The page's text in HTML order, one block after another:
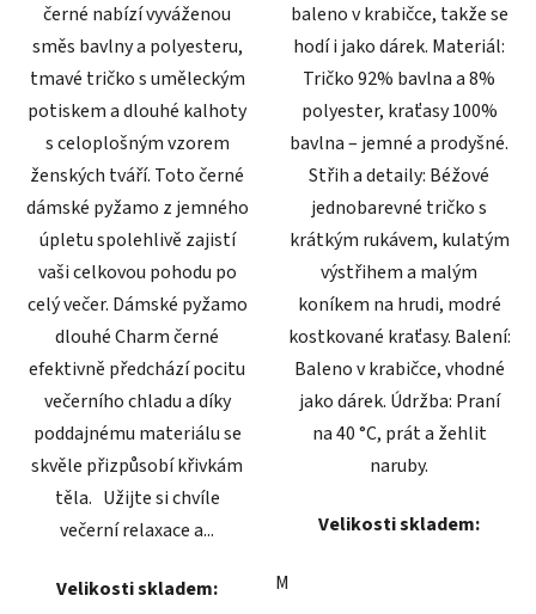
černé nabízí vyváženou
směs bavlny a polyesteru,
tmavé tričko s uměleckým
potiskem a dlouhé kalhoty
s celoplošným vzorem
ženských tváří. Toto černé
dámské pyžamo z jemného
úpletu spolehlivě zajistí
vaši celkovou pohodu po
celý večer. Dámské pyžamo
dlouhé Charm černé
efektivně předchází pocitu
večerního chladu a díky
poddajnému materiálu se
skvěle přizpůsobí křivkám
těla. Užijte si chvíle
večerní relaxace a...
Velikosti skladem:
baleno v krabičce, takže se
hodí i jako dárek. Materiál:
Tričko 92% bavlna a 8%
polyester, kraťasy 100%
bavlna – jemné a prodyšné.
Střih a detaily: Béžové
jednobarevné tričko s
krátkým rukávem, kulatým
výstřihem a malým
koníkem na hrudi, modré
kostkované kraťasy. Balení:
Baleno v krabičce, vhodné
jako dárek. Údržba: Praní
na 40 °C, prát a žehlit
naruby.
Velikosti skladem:
M